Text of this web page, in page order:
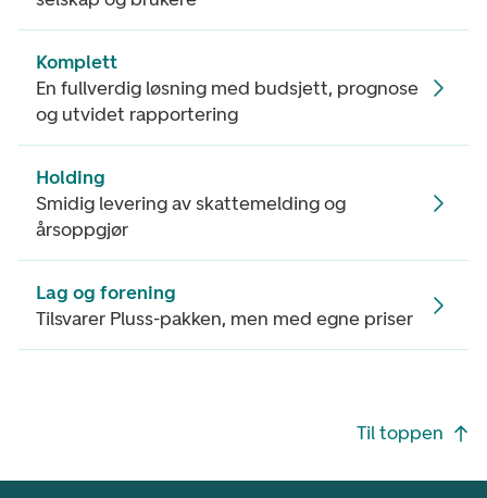
Komplett
En fullverdig løsning med budsjett, prognose
og utvidet rapportering
Holding
Smidig levering av skattemelding og
årsoppgjør
Lag og forening
Tilsvarer Pluss-pakken, men med egne priser
Til toppen